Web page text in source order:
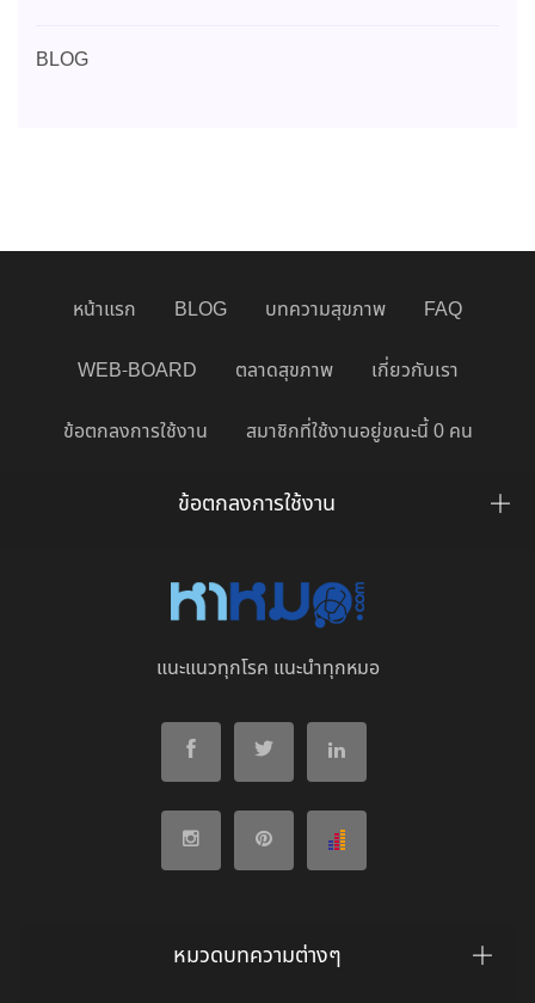
BLOG
หน้าแรก BLOG บทความสุขภาพ FAQ
WEB-BOARD ตลาดสุขภาพ เกี่ยวกับเรา
ข้อตกลงการใช้งาน สมาชิกที่ใช้งานอยู่ขณะนี้ 0 คน
ข้อตกลงการใช้งาน
แนะแนวทุกโรค แนะนำทุกหมอ
หมวดบทความต่างๆ